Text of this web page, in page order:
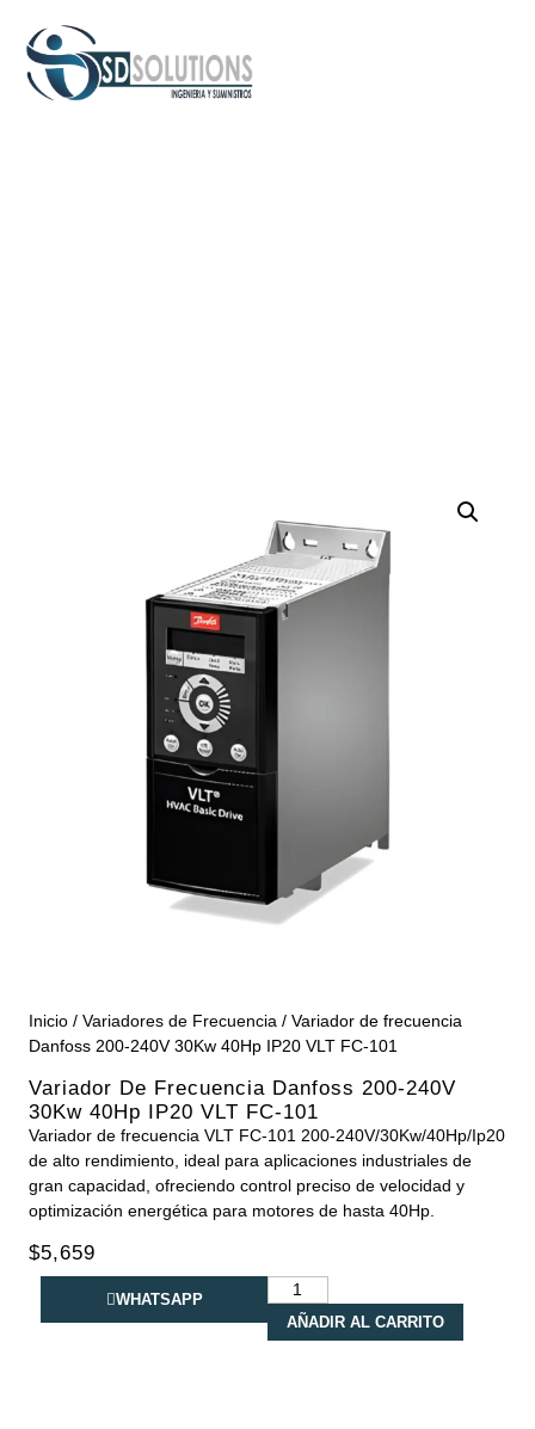
Inicio / Variadores de Frecuencia / Variador de frecuencia
Danfoss 200-240V 30Kw 40Hp IP20 VLT FC-101
Variador De Frecuencia Danfoss 200-240V
30Kw 40Hp IP20 VLT FC-101
Variador de frecuencia VLT FC-101 200-240V/30Kw/40Hp/Ip20
de alto rendimiento, ideal para aplicaciones industriales de
gran capacidad, ofreciendo control preciso de velocidad y
optimización energética para motores de hasta 40Hp.
$5,659
WHATSAPP
AÑADIR AL CARRITO